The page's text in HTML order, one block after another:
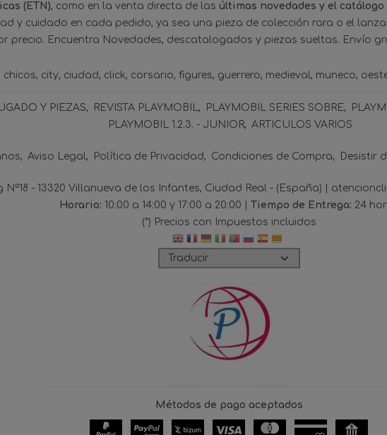
(ETN), como en la venta directa de las últimas novedades y el
y cuidado en cada pedido, ya sea una pieza de colección rara o el
precio. Encuentra Novedades, descatalogados y piezas sueltas. Envío
chicos city ciudad click corsario figures guerrero medieval muneco
Y PIEZAS REVISTA PLAYMOBIL PLAYMOBIL SERIES SOBRE
PLAYMOBIL 1.2.3. - JUNIOR
ARTICULOS VARIOS
Aviso Legal Política de Privacidad Condiciones de Compra Desistir
Nº18 - 13320 Villanueva de los Infantes, Ciudad Real - (España) |
Horario: 10:00 a 14:00 y 17:00 a 20:00 | Tiempo de Entrega: 24
(*) Precios con Impuestos incluidos
Métodos de pago aceptados